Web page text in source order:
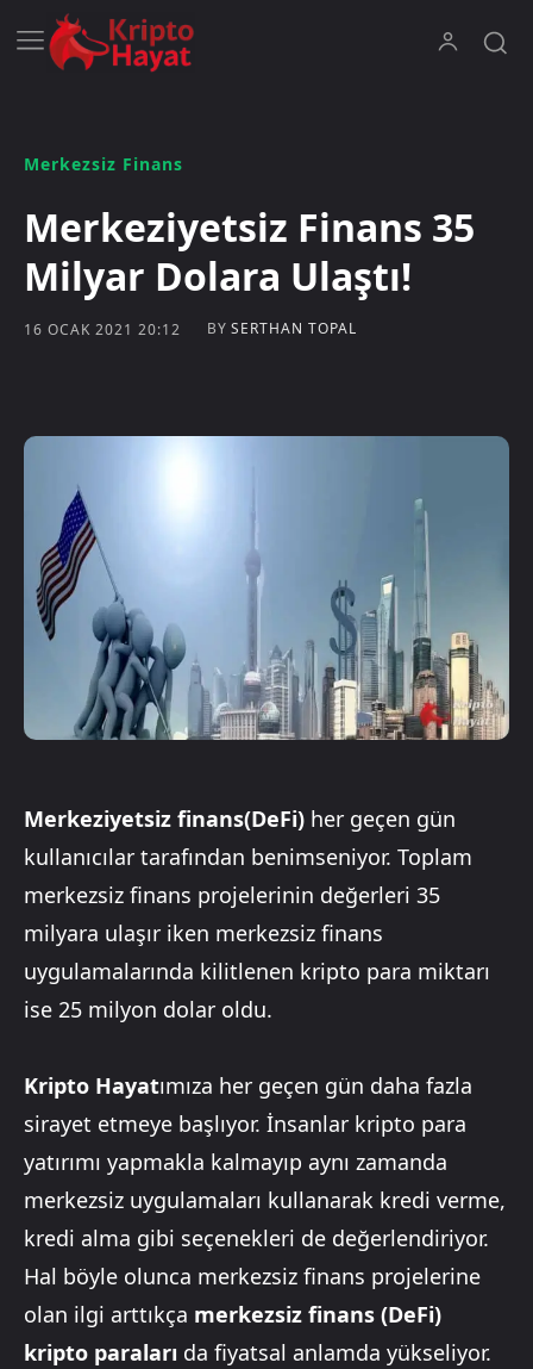
Merkezsiz Finans
Merkeziyetsiz Finans 35
Milyar Dolara Ulaştı!
16 OCAK 2021 20:12 BY SERTHAN TOPAL
Merkeziyetsiz finans(DeFi) her geçen gün
kullanıcılar tarafından benimseniyor. Toplam
merkezsiz finans projelerinin değerleri 35
milyara ulaşır iken merkezsiz finans
uygulamalarında kilitlenen kripto para miktarı
ise 25 milyon dolar oldu.
Kripto Hayatımıza her geçen gün daha fazla
sirayet etmeye başlıyor. İnsanlar kripto para
yatırımı yapmakla kalmayıp aynı zamanda
merkezsiz uygulamaları kullanarak kredi verme,
kredi alma gibi seçenekleri de değerlendiriyor.
Hal böyle olunca merkezsiz finans projelerine
olan ilgi arttıkça merkezsiz finans (DeFi)
kripto paraları da fiyatsal anlamda yükseliyor.